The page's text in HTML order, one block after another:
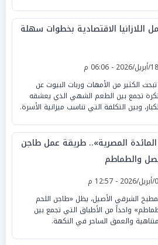
اللازانيا الاقتصادية بخطوات سهلة
تبحث الكثير من الأمهات وربات البيوت عن
تجمع بين الطعم الشهي الذي يعشقه
وبين التكلفة التي تناسب ميزانية الأسرة.
المصرية».. طريقة عمل طاجن
والطماطم
الشرقي الأصيل، يظل «طاجن اللحم
واحداً من الأطباق التي تجمع بين
والعمق الساحر في النكهة.